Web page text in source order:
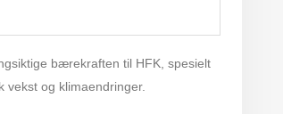
bærekraften til HFK, spesielt
og klimaendringer.